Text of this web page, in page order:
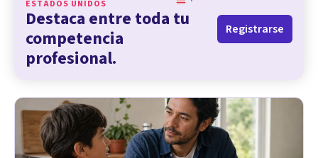
ESTADOS UNIDOS
Destaca entre toda tu
competencia
profesional.
Registrarse